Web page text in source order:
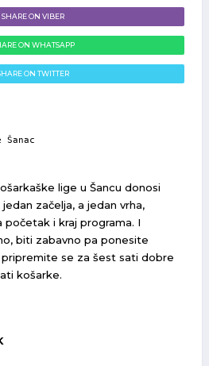
SHARE ON VIBER
ON WHATSAPP
ON TWITTER
lige u Šancu donosi
začelja, a jedan vrha,
i kraj programa. I
biti zabavno pa ponesite
se za šest sati dobre
košarke.